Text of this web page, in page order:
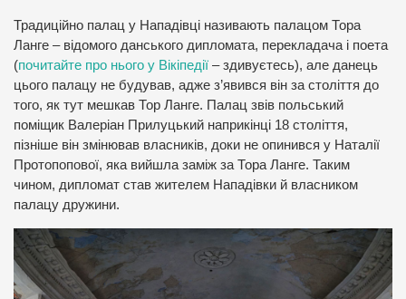
Традиційно палац у Нападівці називають палацом Тора
Ланге – відомого данського дипломата, перекладача і поета
(почитайте про нього у Вікіпедії – здивуєтесь), але данець
цього палацу не будував, адже з’явився він за століття до
того, як тут мешкав Тор Ланге. Палац звів польський
поміщик Валеріан Прилуцький наприкінці 18 століття,
пізніше він змінював власників, доки не опинився у Наталії
Протопопової, яка вийшла заміж за Тора Ланге. Таким
чином, дипломат став жителем Нападівки й власником
палацу дружини.